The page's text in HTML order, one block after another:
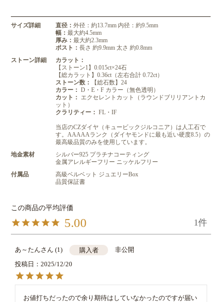
サイズ詳細 直径：外径：約13.7mm 内径：約9.5mm
幅：最大約4.5mm
厚み：最大約2.3mm
ポスト：長さ 約9.9mm 太さ 約0.8mm
ストーン詳細
カラット：
【ストーン1】0.015ct×24石
【総カラット】0.36ct（左右合計 0.72ct）
ストーン数：
【総石数】24
カラー： D・E・F カラー（無色透明）
カット： エクセレントカット（ラウンドブリリアントカ
ット）
クラリティー： FL・IF
当店のCZダイヤ（キュービックジルコニア）は人工石で
す。AAAAAランク（ダイヤモンドに最も近い硬度8.5）の
最高級品質のみを使用しています。
地金素材
シルバー925 プラチナコーティング
金属アレルギーフリー ニッケルフリー
付属品
高級ベルベット ジュエリーBox
品質保証書
5.00 1
あ～たん 1 購入者
非公開
投稿日
2025/12/20
お値打ちだったので余り期待はしていなかったのですが届い